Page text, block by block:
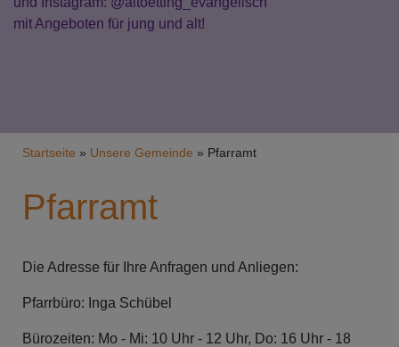
mit Angeboten für jung und alt!
Breadcrumb
Startseite Unsere Gemeinde Pfarramt
Pfarramt
Die Adresse für Ihre Anfragen und Anliegen:
Pfarrbüro: Inga Schübel
Bürozeiten: Mo - Mi: 10 Uhr - 12 Uhr, Do: 16 Uhr - 18